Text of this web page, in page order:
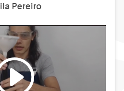
Pereiro